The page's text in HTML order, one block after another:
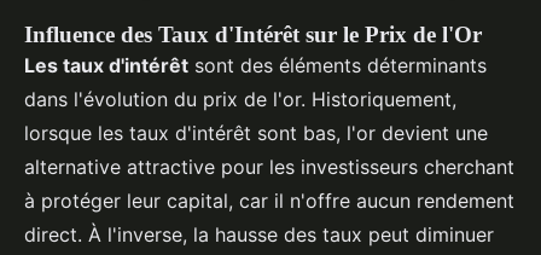
Influence des Taux d'Intérêt sur le Prix de l'Or
Les taux d'intérêt sont des éléments déterminants
dans l'évolution du prix de l'or. Historiquement,
lorsque les taux d'intérêt sont bas, l'or devient une
alternative attractive pour les investisseurs cherchant
à protéger leur capital, car il n'offre aucun rendement
direct. À l'inverse, la hausse des taux peut diminuer